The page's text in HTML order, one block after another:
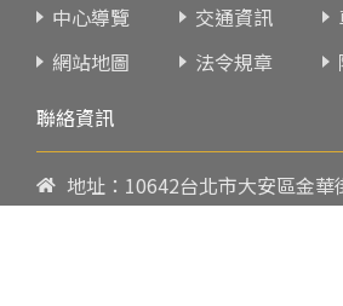
中心導覽
交通資訊
網站地圖
法令規章
聯絡資訊
地址：10642台北市大安區金華